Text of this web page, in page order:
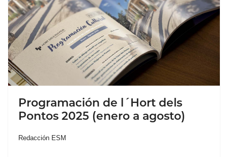
Programación de l´Hort dels
Pontos 2025 (enero a agosto)
Redacción ESM